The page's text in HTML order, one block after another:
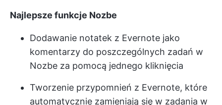
Najlepsze funkcje Nozbe
Dodawanie notatek z Evernote jako
komentarzy do poszczególnych zadań w
Nozbe za pomocą jednego kliknięcia
Tworzenie przypomnień z Evernote, które
automatycznie zamieniają się w zadania w